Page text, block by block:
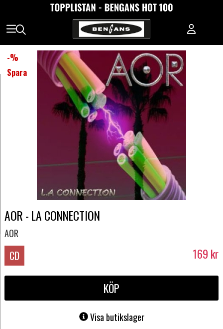
-%
Spara
AOR - LA CONNECTION
AOR
CD 169 kr
KÖP
Visa butikslager